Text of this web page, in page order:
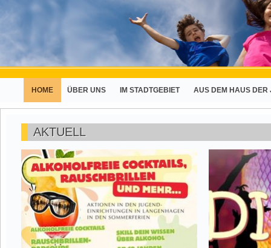
HOME ÜBER UNS IM STADTGEBIET AUS DEM HAUS DER
AKTUELL